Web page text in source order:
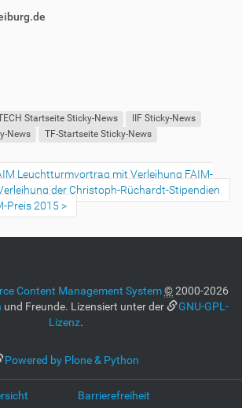
Startseite Sticky-News
IIF Sticky-News
News
TF-Startseite Sticky-News
Leuchtturmvortrag mit Verleihung FAIM-
der Christoph-Rüchardt-Stipendien
Preis 2015
Content Management System©2000-2026
und Freunde. Lizensiert unter der
GNU-GPL-
Lizenz.
Powered by Plone & Python
Barrierefreiheit